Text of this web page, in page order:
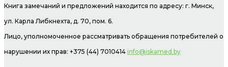
Книга замечаний и предложений находится по адресу: г. Минск,
ул. Карла Либкнехта, д. 70, пом. 6.
Лицо, уполномоченное рассматривать обращения потребителей о
нарушении их прав: +375 (44) 7010414 info@iskamed.by